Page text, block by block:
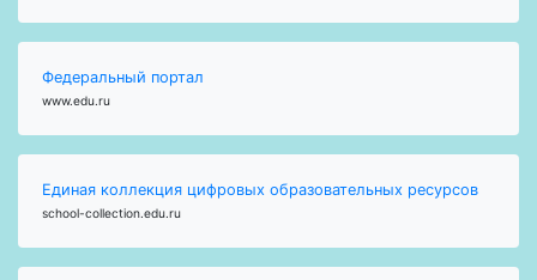
Федеральный портал
www.edu.ru
Единая коллекция цифровых образовательных ресурсов
school-collection.edu.ru